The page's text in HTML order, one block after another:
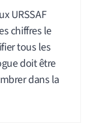
URSSAF
chiffres le
tous les
doit être
dans la